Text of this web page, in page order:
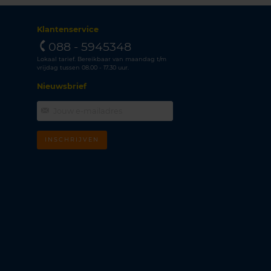
Klantenservice
088 - 5945348
Lokaal tarief. Bereikbaar van maandag t/m
vrijdag tussen 08.00 - 17.30 uur.
Nieuwsbrief
INSCHRIJVEN